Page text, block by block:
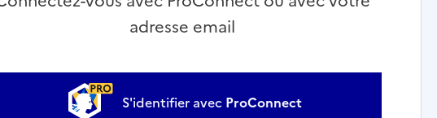
adresse email
S'identifier avec ProConnect